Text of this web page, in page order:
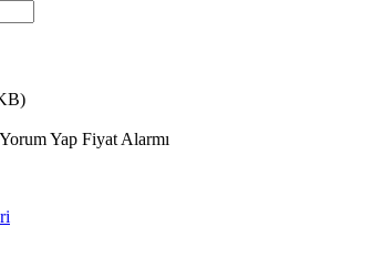
Yorum Yap Fiyat Alarmı